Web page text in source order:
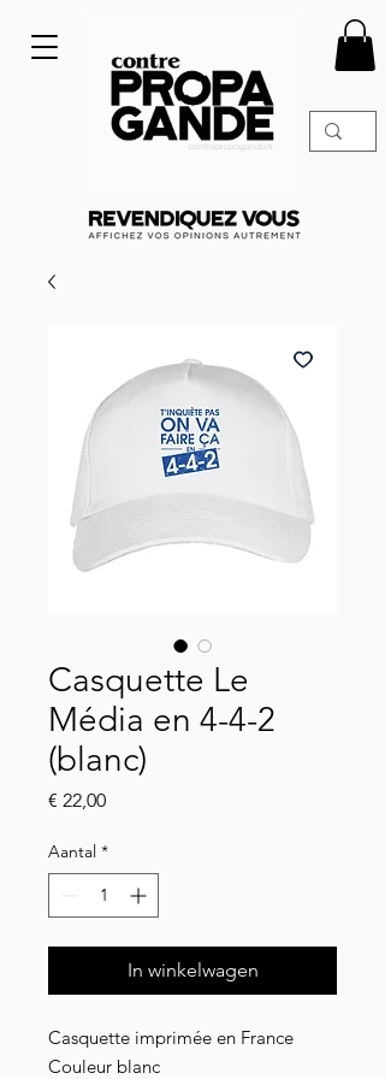
Casquette Le
Média en 4-4-2
(blanc)
€ 22,00Prijs
Aantal *
In winkelwagen
Casquette imprimée en France
Couleur blanc